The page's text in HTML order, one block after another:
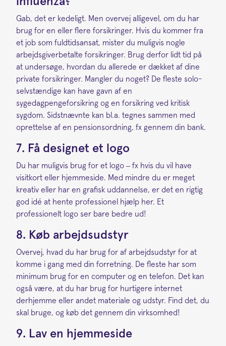
Gab, det er kedeligt. Men overvej alligevel, om du har
brug for en eller flere forsikringer. Hvis du kommer fra
et job som fuldtidsansat, mister du muligvis nogle
arbejdsgiverbetalte forsikringer. Brug derfor lidt tid på
at undersøge, hvordan du allerede er dækket af dine
private forsikringer. Mangler du noget? De fleste solo-
selvstændige kan have gavn af en
sygedagpengeforsikring og en forsikring ved kritisk
sygdom. Sidstnævnte kan bl.a. tegnes sammen med
oprettelse af en pensionsordning, fx gennem din bank.
7. Få designet et logo
Du har muligvis brug for et logo – fx hvis du vil have
visitkort eller hjemmeside. Med mindre du er meget
kreativ eller har en grafisk uddannelse, er det en rigtig
god idé at hente professionel hjælp her. Et
professionelt logo ser bare bedre ud!
8. Køb arbejdsudstyr
Overvej, hvad du har brug for af arbejdsudstyr for at
komme i gang med din forretning. De fleste har som
minimum brug for en computer og en telefon. Det kan
også være, at du har brug for hurtigere internet
derhjemme eller andet materiale og udstyr. Find det, du
skal bruge, og køb det gennem din virksomhed!
9. Lav en hjemmeside